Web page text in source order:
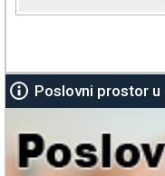
Poslovni prostor